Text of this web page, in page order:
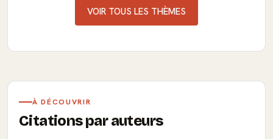
VOIR TOUS LES THÈMES
À DÉCOUVRIR
Citations par auteurs